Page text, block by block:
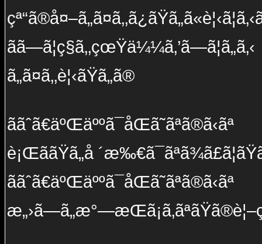
ãã—ã¦ç§ã‚‚çœŸä¼¼ã‚’ã—ã¦ã„ã‚‹
ã„ã¤ã‚‚è¦‹ãŸã„ã®
ã­ãˆã€äºŒäººã¯åŒã˜ãªã®ã‹ãª
è¡ŒããŸã„å
ã­ãˆã€äºŒäººã¯åŒã˜ãªã®ã‹ãª